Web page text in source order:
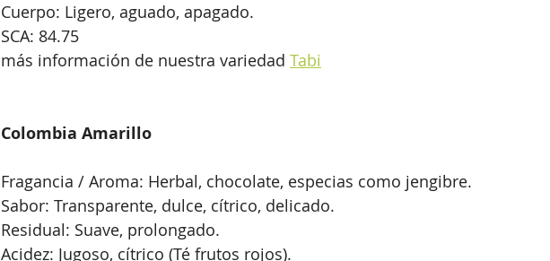
Cuerpo: Ligero, aguado, apagado.
SCA: 84.75
más información de nuestra variedad Tabi
Colombia Amarillo
Fragancia / Aroma: Herbal, chocolate, especias como jengibre.
Sabor: Transparente, dulce, cítrico, delicado.
Residual: Suave, prolongado.
Acidez: Jugoso, cítrico (Té frutos rojos).